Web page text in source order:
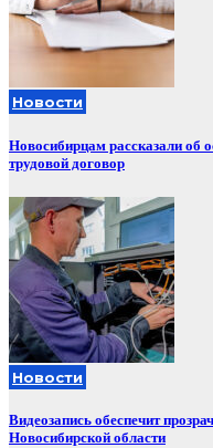
Новости
Новосибирцам рассказали об
трудовой договор
Новости
Видеозапись обеспечит
Новосибирской области